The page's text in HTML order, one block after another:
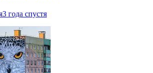
3 года спустя